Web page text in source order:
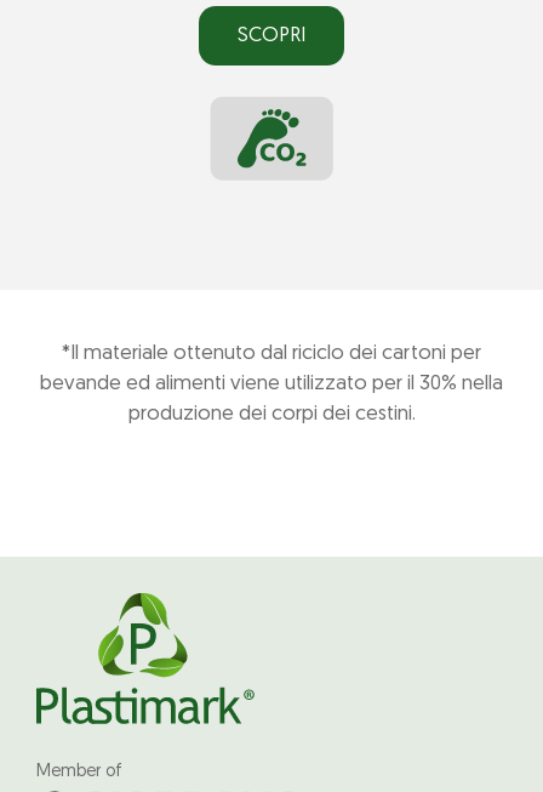
SCOPRI
*Il materiale ottenuto dal riciclo dei cartoni per
bevande ed alimenti viene utilizzato per il 30% nella
produzione dei corpi dei cestini.
Member of